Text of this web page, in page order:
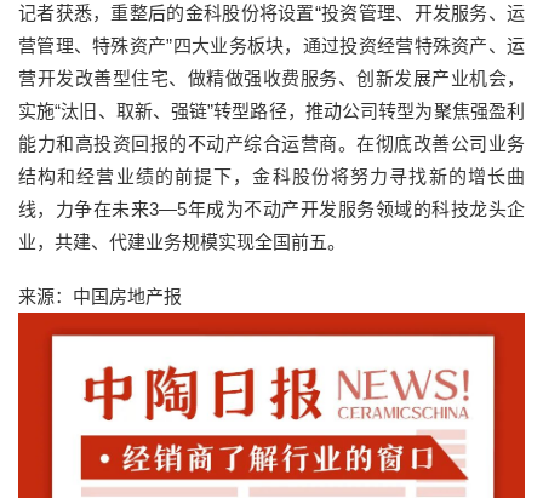
记者获悉，重整后的金科股份将设置“投资管理、开发服务、运
营管理、特殊资产”四大业务板块，通过投资经营特殊资产、运
营开发改善型住宅、做精做强收费服务、创新发展产业机会，
实施“汰旧、取新、强链”转型路径，推动公司转型为聚焦强盈利
能力和高投资回报的不动产综合运营商。在彻底改善公司业务
结构和经营业绩的前提下，金科股份将努力寻找新的增长曲
线，力争在未来3—5年成为不动产开发服务领域的科技龙头企
业，共建、代建业务规模实现全国前五。
来源：中国房地产报